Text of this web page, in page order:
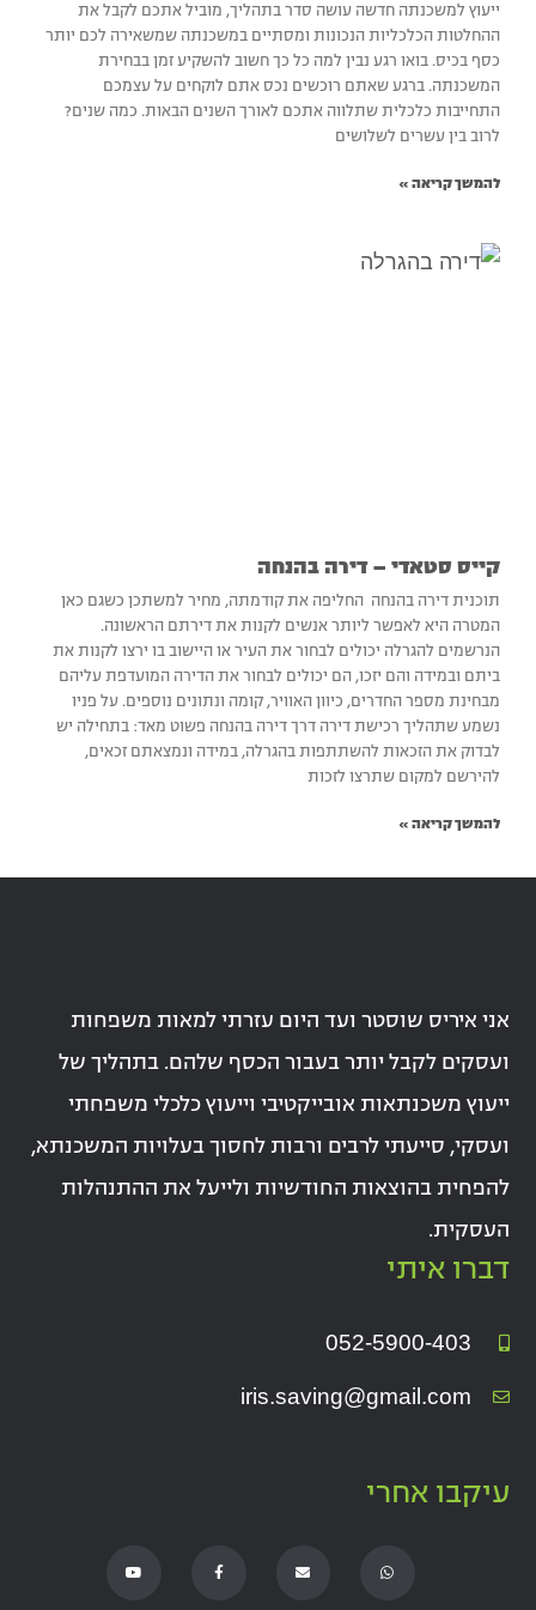
ייעוץ למשכנתה חדשה עושה סדר בתהליך, מוביל אתכם לקבל את
ההחלטות הכלכליות הנכונות ומסתיים במשכנתה שמשאירה לכם יותר
כסף בכיס. בואו רגע נבין למה כל כך חשוב להשקיע זמן בבחירת
המשכנתה. ברגע שאתם רוכשים נכס אתם לוקחים על עצמכם
התחייבות כלכלית שתלווה אתכם לאורך השנים הבאות. כמה שנים?
לרוב בין עשרים לשלושים
להמשך קריאה »
קייס סטאדי – דירה בהנחה
תוכנית דירה בהנחה החליפה את קודמתה, מחיר למשתכן כשגם כאן
המטרה היא לאפשר ליותר אנשים לקנות את דירתם הראשונה.
הנרשמים להגרלה יכולים לבחור את העיר או היישוב בו ירצו לקנות את
ביתם ובמידה והם יזכו, הם יכולים לבחור את הדירה המועדפת עליהם
מבחינת מספר החדרים, כיוון האוויר, קומה ונתונים נוספים. על פניו
נשמע שתהליך רכישת דירה דרך דירה בהנחה פשוט מאד: בתחילה יש
לבדוק את הזכאות להשתתפות בהגרלה, במידה ונמצאתם זכאים,
להירשם למקום שתרצו לזכות
להמשך קריאה »
אני איריס שוסטר ועד היום עזרתי למאות משפחות
ועסקים לקבל יותר בעבור הכסף שלהם. בתהליך של
ייעוץ משכנתאות אובייקטיבי וייעוץ כלכלי משפחתי
ועסקי, סייעתי לרבים ורבות לחסוך בעלויות המשכנתא,
להפחית בהוצאות החודשיות ולייעל את ההתנהלות
העסקית.
דברו איתי
052-5900-403
iris.saving@gmail.com
עיקבו אחרי
h
a
n
v
a
c
o
u